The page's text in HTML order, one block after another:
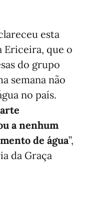
esta
Ericeira, que o
do grupo
semana não
no país.
a nenhum
de água”,
da Graça